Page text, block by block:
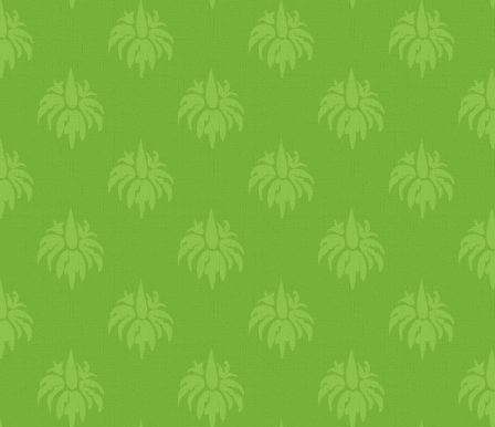
jelentősen csökkenteni
hányás,
gyomor
fájás,
komolyabb problémára
ilyenkor jelez, hogy
folyamat akár hányás,
támogatni, és segíteni
ham
arabb megs zabaduljon